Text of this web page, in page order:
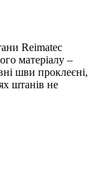
Reimatec
матеріалу –
шви проклеєні,
штанів не